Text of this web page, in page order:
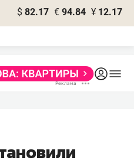
$ 82.17 € 94.84 ¥ 12.17